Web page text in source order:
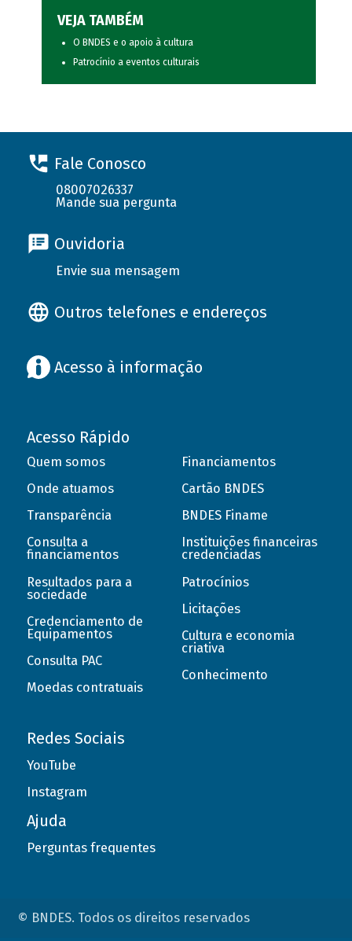
VEJA TAMBÉM
O BNDES e o apoio à cultura
Patrocínio a eventos culturais
Fale Conosco
08007026337
Mande sua pergunta
Ouvidoria
Envie sua mensagem
Outros telefones e endereços
Acesso à informação
Acesso Rápido
Quem somos
Onde atuamos
Transparência
Consulta a
financiamentos
Resultados para a
sociedade
Credenciamento de
Equipamentos
Consulta PAC
Moedas contratuais
Financiamentos
Cartão BNDES
BNDES Finame
Instituições financeiras
credenciadas
Patrocínios
Licitações
Cultura e economia
criativa
Conhecimento
Redes Sociais
YouTube
Instagram
Ajuda
Perguntas frequentes
© BNDES. Todos os direitos reservados